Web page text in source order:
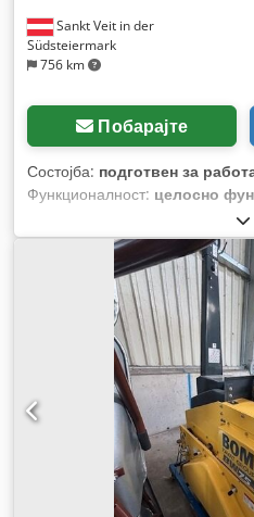
Sankt Veit in der
Südsteiermark
756 km
Побарајте
Состојба: подготвен за
Функционалност: целосно
, празна
изградба:2007, работни